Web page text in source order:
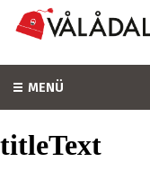
MENÜ
titleText